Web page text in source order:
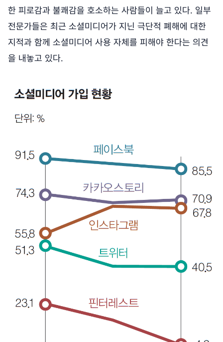
한 피로감과 불쾌감을 호소하는 사람들이 늘고 있다. 일부
전문가들은 최근 소셜미디어가 지닌 극단적 폐해에 대한
지적과 함께 소셜미디어 사용 자체를 피해야 한다는 의견
을 내놓고 있다.